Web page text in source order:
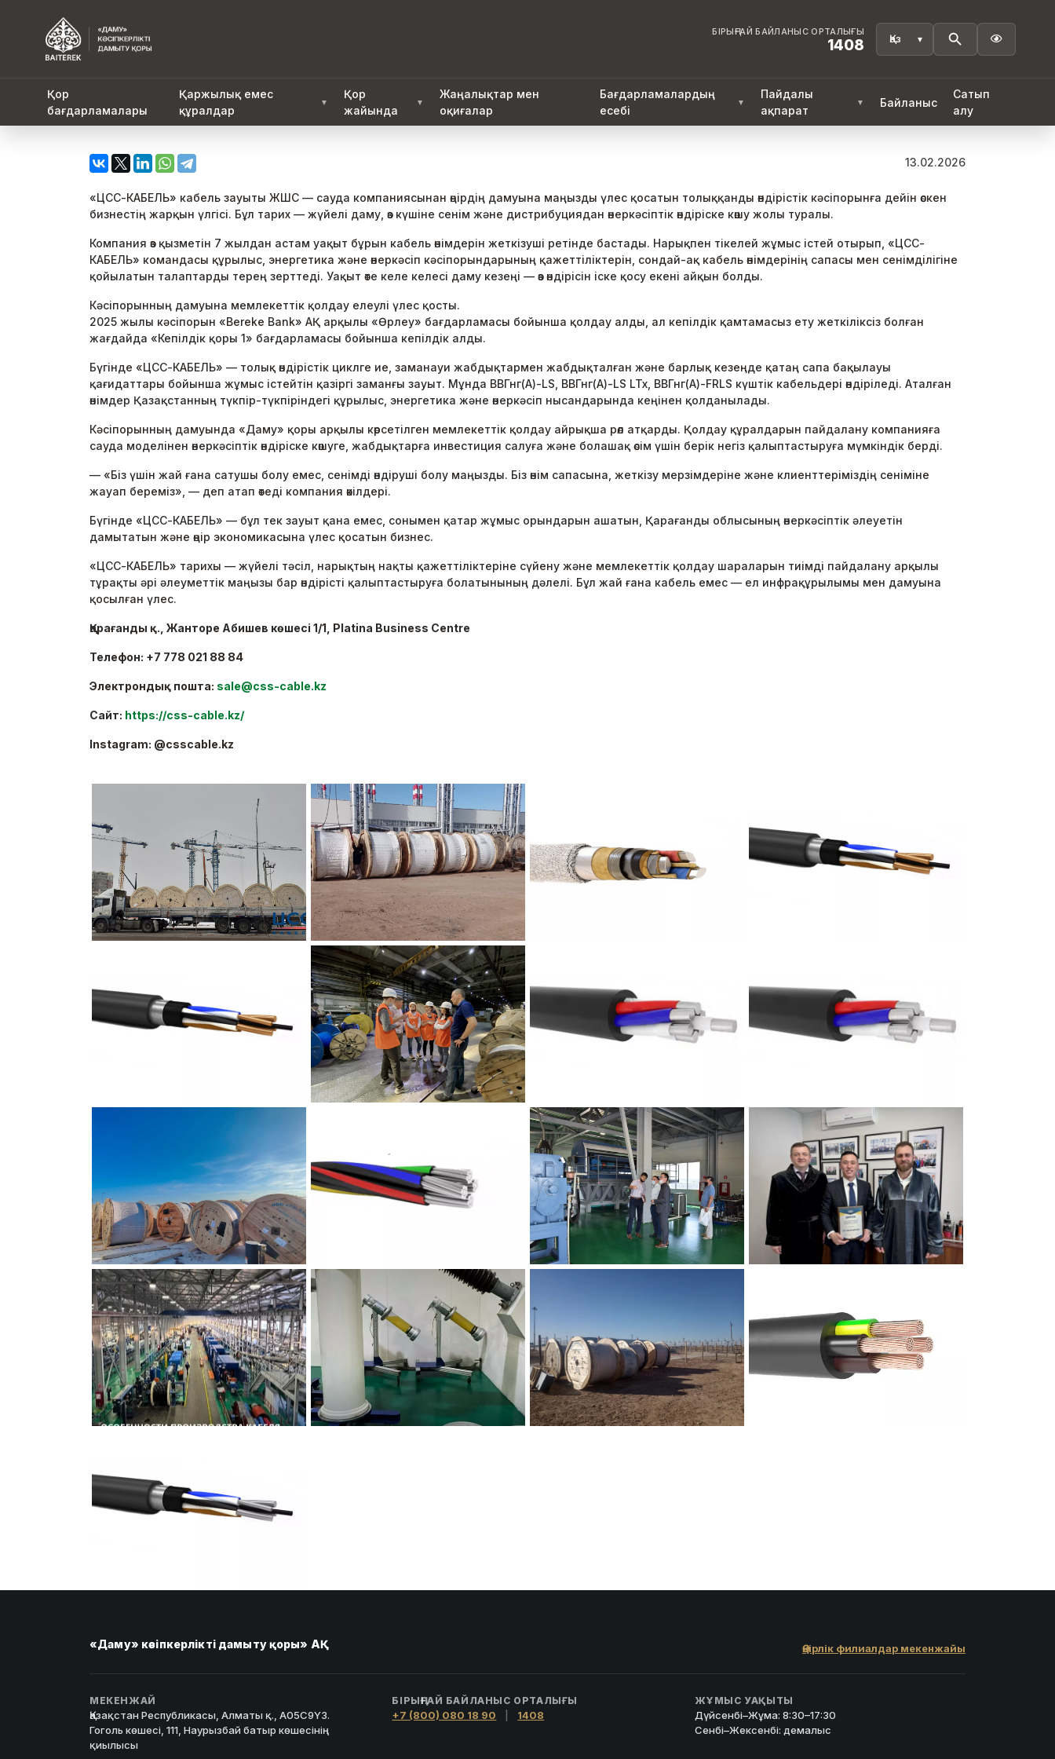
БІРЫҢҒАЙ БАЙЛАНЫС ОРТАЛЫҒЫ
1408 
Қор
бағдарламалары
Қаржылық емес
құралдар
▼
Қор
жайында
▼
Жаңалықтар мен
оқиғалар
Бағдарламалардың
есебі
▼
Пайдалы
ақпарат
▼ Байланыс
Сатып
алу
13.02.2026
«ЦСС-КАБЕЛЬ» кабель зауыты ЖШС — сауда компаниясынан өңірдің дамуына маңызды үлес қосатын толыққанды өндірістік кәсіпорынға дейін өскен
бизнестің жарқын үлгісі. Бұл тарих — жүйелі даму, өз күшіне сенім және дистрибуциядан өнеркәсіптік өндіріске көшу жолы туралы.
Компания өз қызметін 7 жылдан астам уақыт бұрын кабель өнімдерін жеткізуші ретінде бастады. Нарықпен тікелей жұмыс істей отырып, «ЦСС-
КАБЕЛЬ» командасы құрылыс, энергетика және өнеркәсіп кәсіпорындарының қажеттіліктерін, сондай-ақ кабель өнімдерінің сапасы мен сенімділігіне
қойылатын талаптарды терең зерттеді. Уақыт өте келе келесі даму кезеңі — өз өндірісін іске қосу екені айқын болды.
Кәсіпорынның дамуына мемлекеттік қолдау елеулі үлес қосты.
2025 жылы кәсіпорын «Bereke Bank» АҚ арқылы «Өрлеу» бағдарламасы бойынша қолдау алды, ал кепілдік қамтамасыз ету жеткіліксіз болған
жағдайда «Кепілдік қоры 1» бағдарламасы бойынша кепілдік алды.
Бүгінде «ЦСС-КАБЕЛЬ» — толық өндірістік циклге ие, заманауи жабдықтармен жабдықталған және барлық кезеңде қатаң сапа бақылауы
қағидаттары бойынша жұмыс істейтін қазіргі заманғы зауыт. Мұнда ВВГнг(А)-LS, ВВГнг(А)-LS LTx, ВВГнг(А)-FRLS күштік кабельдері өндіріледі. Аталған
өнімдер Қазақстанның түкпір-түкпіріндегі құрылыс, энергетика және өнеркәсіп нысандарында кеңінен қолданылады.
Кәсіпорынның дамуында «Даму» қоры арқылы көрсетілген мемлекеттік қолдау айрықша рөл атқарды. Қолдау құралдарын пайдалану компанияға
сауда моделінен өнеркәсіптік өндіріске көшуге, жабдықтарға инвестиция салуға және болашақ өсім үшін берік негіз қалыптастыруға мүмкіндік берді.
— «Біз үшін жай ғана сатушы болу емес, сенімді өндіруші болу маңызды. Біз өнім сапасына, жеткізу мерзімдеріне және клиенттеріміздің сеніміне
жауап береміз», — деп атап өтеді компания өкілдері.
Бүгінде «ЦСС-КАБЕЛЬ» — бұл тек зауыт қана емес, сонымен қатар жұмыс орындарын ашатын, Қарағанды облысының өнеркәсіптік әлеуетін
дамытатын және өңір экономикасына үлес қосатын бизнес.
«ЦСС-КАБЕЛЬ» тарихы — жүйелі тәсіл, нарықтың нақты қажеттіліктеріне сүйену және мемлекеттік қолдау шараларын тиімді пайдалану арқылы
тұрақты әрі әлеуметтік маңызы бар өндірісті қалыптастыруға болатынының дәлелі. Бұл жай ғана кабель емес — ел инфрақұрылымы мен дамуына
қосылған үлес.
Қарағанды қ., Жанторе Абишев көшесі 1/1, Platina Business Centre
Телефон: +7 778 021 88 84
Электрондық пошта: sale@css-cable.kz
Сайт: https://css-cable.kz/
Instagram: @csscable.kz
«Даму» кәсіпкерлікті дамыту қоры» АҚ Өңірлік филиалдар мекенжайы
МЕКЕНЖАЙ
Қазақстан Республикасы, Алматы қ., A05C9Y3.
Гоголь көшесі, 111, Наурызбай батыр көшесінің
қиылысы
БІРЫҢҒАЙ БАЙЛАНЫС ОРТАЛЫҒЫ
+7 (800) 080 18 90 1408
ЖҰМЫС УАҚЫТЫ
Дүйсенбі–Жұма: 8:30–17:30
Сенбі–Жексенбі: демалыс